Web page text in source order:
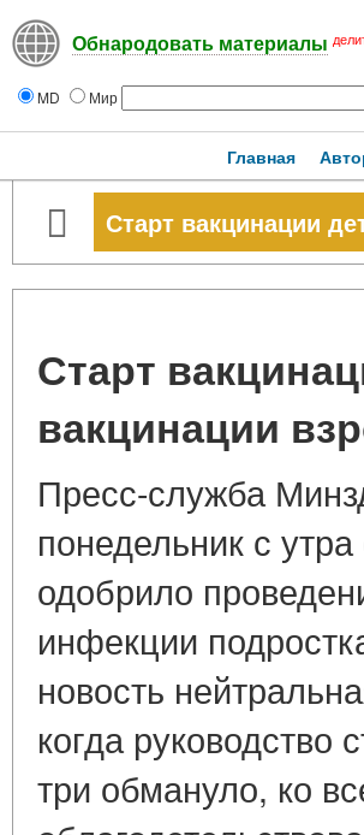
Обнародовать материалы
MD Мир
Главная
Старт вакцинации
Старт
вакцинации
Пресс-служба
понедельник с
одобрило
инфекции
новость
когда
три обмануло, ко